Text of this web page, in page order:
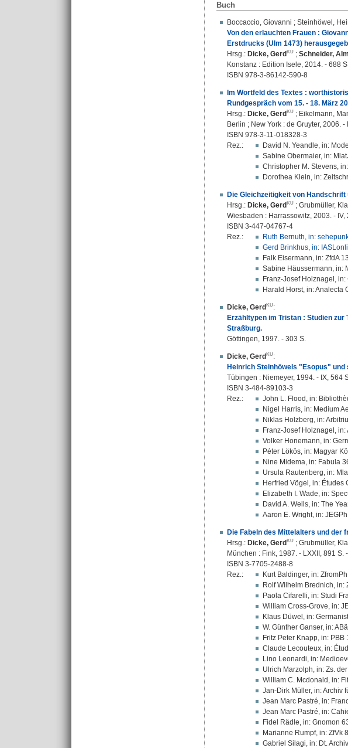
Buch
Boccaccio, Giovanni ; Steinhöwel,
Von den erlauchten Frauen :
Erstdrucks (Ulm 1473)
Hrsg.: Dicke, Gerd ; Schneider,
Konstanz : Edition Isele, 2014. - 688
ISBN 978-3-86142-590-8
Im Wortfeld des Textes :
Rundgespräch vom 15. - 18. März
Hrsg.: Dicke, Gerd ; Eikelmann,
Berlin ; New York : de Gruyter, 2006.
ISBN 978-3-11-018328-3
Rez.:
David N. Yeandle, in:
Sabine Obermaier, in:
Christopher M. Stevens,
Dorothea Klein, in:
Die Gleichzeitigkeit von
Hrsg.: Dicke, Gerd ; Grubmüller,
Wiesbaden : Harrassowitz, 2003. -
ISBN 3-447-04767-4
Rez.:
Ruth Bernuth, in:
Gerd Brinkhus, in:
Falk Eisermann, in: ZfdA
Sabine Häussermann, in:
Franz-Josef Holznagel,
Harald Horst, in: Analecta
Dicke, Gerd
:
Erzähltypen im Tristan : Studien
Straßburg.
Göttingen, 1997. - 303 S.
Dicke, Gerd
:
Heinrich Steinhöwels "Esopus"
Tübingen : Niemeyer, 1994. - IX, 564
ISBN 3-484-89103-3
Rez.:
John L. Flood, in:
Nigel Harris, in: Medium
Niklas Holzberg, in:
Franz-Josef Holznagel,
Volker Honemann, in:
Péter Lökös, in: Magyar
Nine Midema, in: Fabula
Ursula Rautenberg, in:
Herfried Vögel, in: Études
Elizabeth I. Wade, in:
David A. Wells, in: The
Aaron E. Wright, in:
Die Fabeln des Mittelalters und der
Hrsg.: Dicke, Gerd ; Grubmüller,
München : Fink, 1987. - LXXII, 891
ISBN 3-7705-2488-8
Rez.:
Kurt Baldinger, in:
Rolf Wilhelm Brednich, in:
Paola Cifarelli, in: Studi
William Cross-Grove, in:
Klaus Düwel, in:
W. Günther Ganser, in:
Fritz Peter Knapp, in:
Claude Lecouteux, in:
Lino Leonardi, in:
Ulrich Marzolph, in: Zs.
William C. Mcdonald, in:
Jan-Dirk Müller, in: Archiv
Jean Marc Pastré, in:
Jean Marc Pastré, in:
Fidel Rädle, in: Gnomon
Marianne Rumpf, in: ZfVk
Gabriel Silagi, in: Dt.